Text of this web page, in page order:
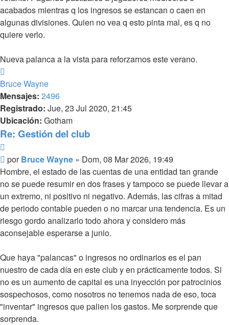
acabados mientras q los ingresos se estancan o caen en
algunas divisiones. Quien no vea q esto pinta mal, es q no
quiere verlo.
Nueva palanca a la vista para reforzarnos este verano.
Bruce Wayne
Mensajes: 2496
Registrado: Jue, 23 Jul 2020, 21:45
Ubicación: Gotham
Re: Gestión del club
Mensaje
porBruce Wayne » Dom, 08 Mar 2026, 19:49
Hombre, el estado de las cuentas de una entidad tan grande
no se puede resumir en dos frases y tampoco se puede llevar a
un extremo, ni positivo ni negativo. Además, las cifras a mitad
de periodo contable pueden o no marcar una tendencia. Es un
riesgo gordo analizarlo todo ahora y considero más
aconsejable esperarse a junio.
Que haya "palancas" o ingresos no ordinarios es el pan
nuestro de cada día en este club y en prácticamente todos. Si
no es un aumento de capital es una inyección por patrocinios
sospechosos, como nosotros no tenemos nada de eso, toca
"inventar" ingresos que palien los gastos. Me sorprende que
sorprenda.